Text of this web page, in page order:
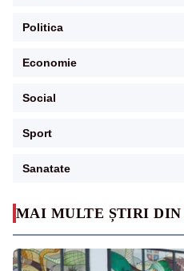
MAI MULTE ȘTIRI DIN
Politica
Economie
Social
Sport
Sanatate